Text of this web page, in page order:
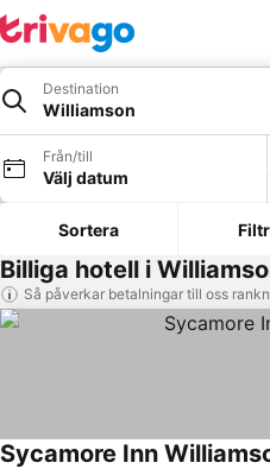
Destination
Williamson
Från/till
Välj datum
Sortera
Billiga hotell i
Så påverkar betalningar till oss
Sycamore Inn